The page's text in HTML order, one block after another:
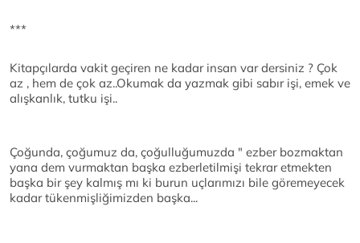
***
Kitapçılarda vakit geçiren ne kadar insan var dersiniz ? Çok
az , hem de çok az..Okumak da yazmak gibi sabır işi, emek ve
alışkanlık, tutku işi..
Çoğunda, çoğumuz da, çoğulluğumuzda " ezber bozmaktan
yana dem vurmaktan başka ezberletilmişi tekrar etmekten
başka bir şey kalmış mı ki burun uçlarımızı bile göremeyecek
kadar tükenmişliğimizden başka...